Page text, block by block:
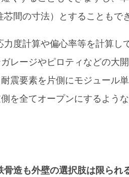
芯間の寸法）とすることもで
力度計算や偏心率等を計算し
レージやピロティなどの大
震要素を片側にモジュール
を全てオープンにするよう
骨造も外壁の選択肢は限られ